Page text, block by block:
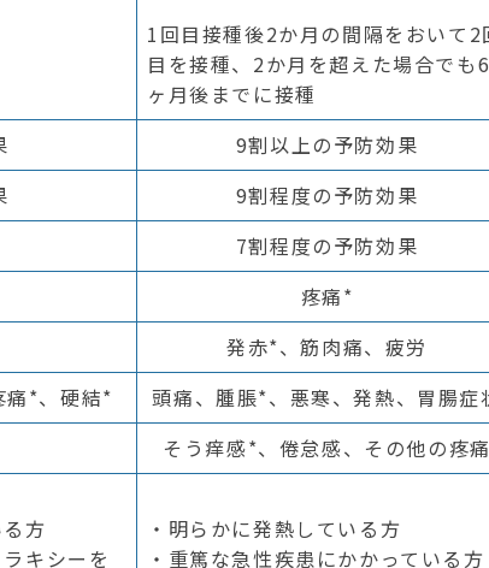
1 回目接種後2か月の間隔をおいて 2
目を接種、 2か月を超えた場合でも6
ヶ月後までに接種
9割以上の予防効果
9割程度の予防効果
7割程度の予防効果
疼痛*
発赤*、筋肉痛、疲労
痛*、硬結* 頭痛、腫脹*、悪寒、発熱、胃腸症
そう痒感*、倦怠感、その他の疼痛
方
キシーを
・明らかに発熱している方
・重篤な急性疾患にかかっている方